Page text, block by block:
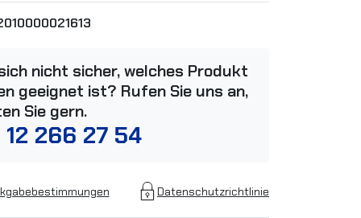
nicht sicher, welches Produkt
geeignet ist? Rufen Sie uns an,
Sie gern.
12 266 27 54
Datenschutzrichtlinie